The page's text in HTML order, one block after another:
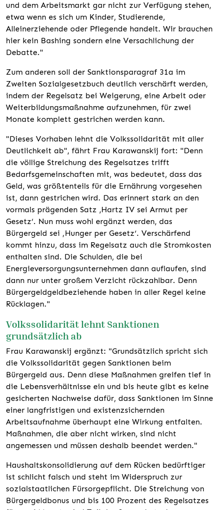
und dem Arbeitsmarkt gar nicht zur Verfügung stehen,
etwa wenn es sich um Kinder, Studierende,
Alleinerziehende oder Pflegende handelt. Wir brauchen
hier kein Bashing sondern eine Versachlichung der
Debatte."
Zum anderen soll der Sanktionsparagraf 31a im
Zweiten Sozialgesetzbuch deutlich verschärft werden,
indem der Regelsatz bei Weigerung, eine Arbeit oder
Weiterbildungsmaßnahme aufzunehmen, für zwei
Monate komplett gestrichen werden kann.
"Dieses Vorhaben lehnt die Volkssolidarität mit aller
Deutlichkeit ab", fährt Frau Karawanskij fort: "Denn
die völlige Streichung des Regelsatzes trifft
Bedarfsgemeinschaften mit, was bedeutet, dass das
Geld, was größtenteils für die Ernährung vorgesehen
ist, dann gestrichen wird. Das erinnert stark an den
vormals prägenden Satz ,Hartz IV sei Armut per
Gesetz‘. Nun muss wohl ergänzt werden, das
Bürgergeld sei ‚Hunger per Gesetz‘. Verschärfend
kommt hinzu, dass im Regelsatz auch die Stromkosten
enthalten sind. Die Schulden, die bei
Energieversorgungsunternehmen dann auflaufen, sind
dann nur unter großem Verzicht rückzahlbar. Denn
Bürgergeldgeldbeziehende haben in aller Regel keine
Rücklagen."
Volkssolidarität lehnt Sanktionen
grundsätzlich ab
Frau Karawanskij ergänzt: "Grundsätzlich spricht sich
die Volkssolidarität gegen Sanktionen beim
Bürgergeld aus. Denn diese Maßnahmen greifen tief in
die Lebensverhältnisse ein und bis heute gibt es keine
gesicherten Nachweise dafür, dass Sanktionen im Sinne
einer langfristigen und existenzsichernden
Arbeitsaufnahme überhaupt eine Wirkung entfalten.
Maßnahmen, die aber nicht wirken, sind nicht
angemessen und müssen deshalb beendet werden."
Haushaltskonsolidierung auf dem Rücken bedürftiger
ist schlicht falsch und steht im Widerspruch zur
sozialstaatlichen Fürsorgepflicht. Die Streichung von
Bürgergeldbonus und bis 100 Prozent des Regelsatzes